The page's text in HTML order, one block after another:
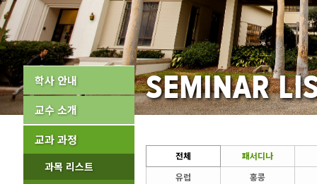
학사 안내
교수 소개
교과 과정
과목 리스트
SEMINAR
전체
패서디나
유럽
홍콩